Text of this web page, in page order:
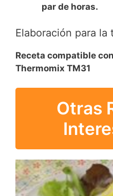
par de horas.
Elaboración para la
Receta compatible
Thermomix TM31
Otras